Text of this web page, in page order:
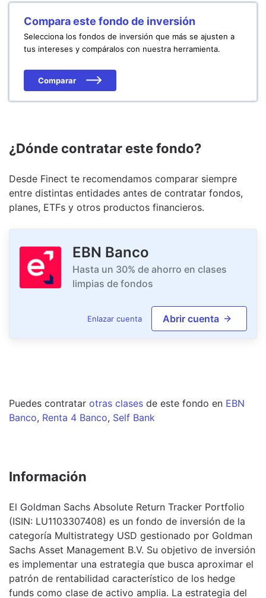
Compara este fondo de inversión
Selecciona los fondos de inversión que más se ajusten a
tus intereses y compáralos con nuestra herramienta.
Comparar
¿Dónde contratar este fondo?
Desde Finect te recomendamos comparar siempre
entre distintas entidades antes de contratar fondos,
planes, ETFs y otros productos financieros.
EBN Banco
Hasta un 30% de ahorro en clases
limpias de fondos
Enlazar cuenta Abrir cuenta
Puedes contratar otras clases de este fondo en EBN
Banco, Renta 4 Banco, Self Bank
Información
El Goldman Sachs Absolute Return Tracker Portfolio
(ISIN: LU1103307408) es un fondo de inversión de la
categoría Multistrategy USD gestionado por Goldman
Sachs Asset Management B.V. Su objetivo de inversión
es implementar una estrategia que busca aproximar el
patrón de rentabilidad característico de los hedge
funds como clase de activo amplia. La estrategia del